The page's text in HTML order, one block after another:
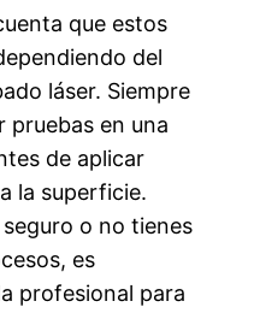
que estos
del
láser. Siempre
pruebas en una
de aplicar
la superficie.
o no tienes
es
profesional para